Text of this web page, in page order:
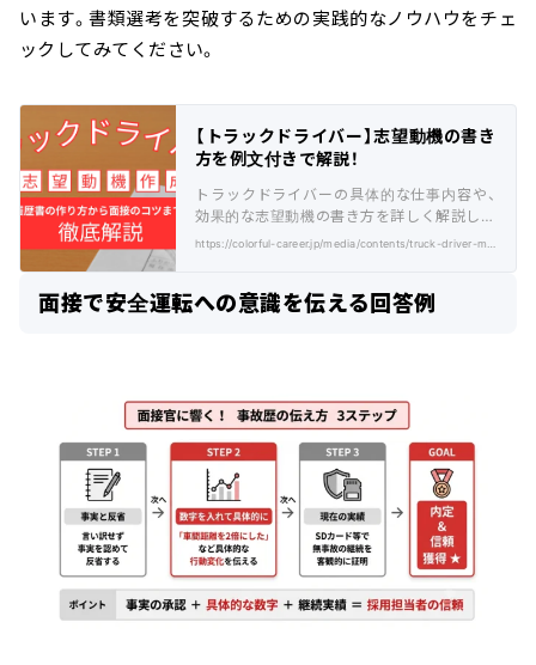
います。書類選考を突破するための実践的なノウハウをチェ
ックしてみてください。
【トラックドライバー】志望動機の書き
方を例文付きで解説！
トラックドライバーの具体的な仕事内容や、
効果的な志望動機の書き方を詳しく解説しま
す。転職活動に役立つ情報が満載です。
面接で安全運転への意識を伝える回答例